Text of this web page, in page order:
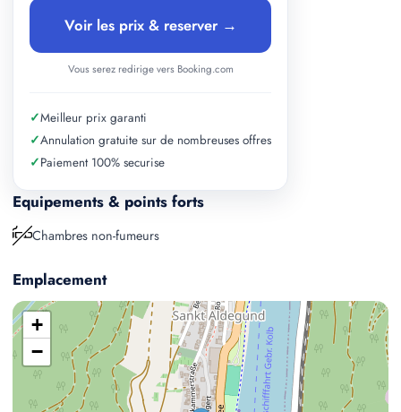
Equipements & points forts
Chambres non-fumeurs
Emplacement
+
−
Voir les prix & reserver →
Vous serez redirige vers Booking.com
✓Meilleur prix garanti
✓Annulation gratuite sur de nombreuses offres
✓Paiement 100% securise